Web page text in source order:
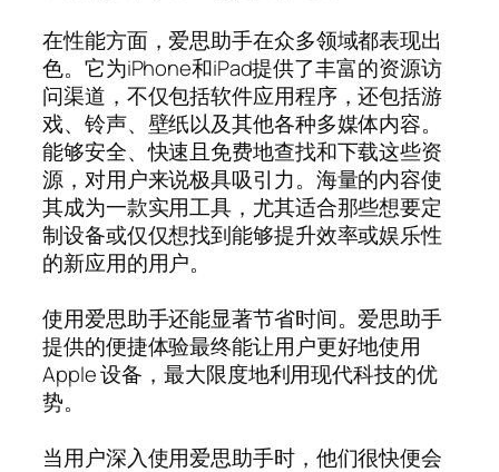
在性能方面，爱思助手在众多领域都表现出
色。它为iPhone和iPad提供了丰富的资源访
问渠道，不仅包括软件应用程序，还包括游
戏、铃声、壁纸以及其他各种多媒体内容。
能够安全、快速且免费地查找和下载这些资
源，对用户来说极具吸引力。海量的内容使
其成为一款实用工具，尤其适合那些想要定
制设备或仅仅想找到能够提升效率或娱乐性
的新应用的用户。
使用爱思助手还能显著节省时间。爱思助手
提供的便捷体验最终能让用户更好地使用
Apple 设备，最大限度地利用现代科技的优
势。
当用户深入使用爱思助手时，他们很快便会